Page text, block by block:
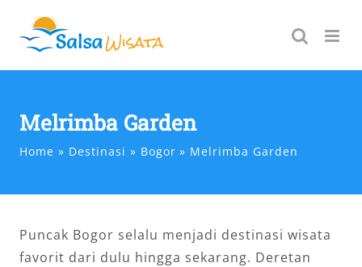
content
Melrimba Garden
Home Destinasi Bogor Melrimba Garden
Puncak Bogor selalu menjadi destinasi wisata
favorit dari dulu hingga sekarang. Deretan